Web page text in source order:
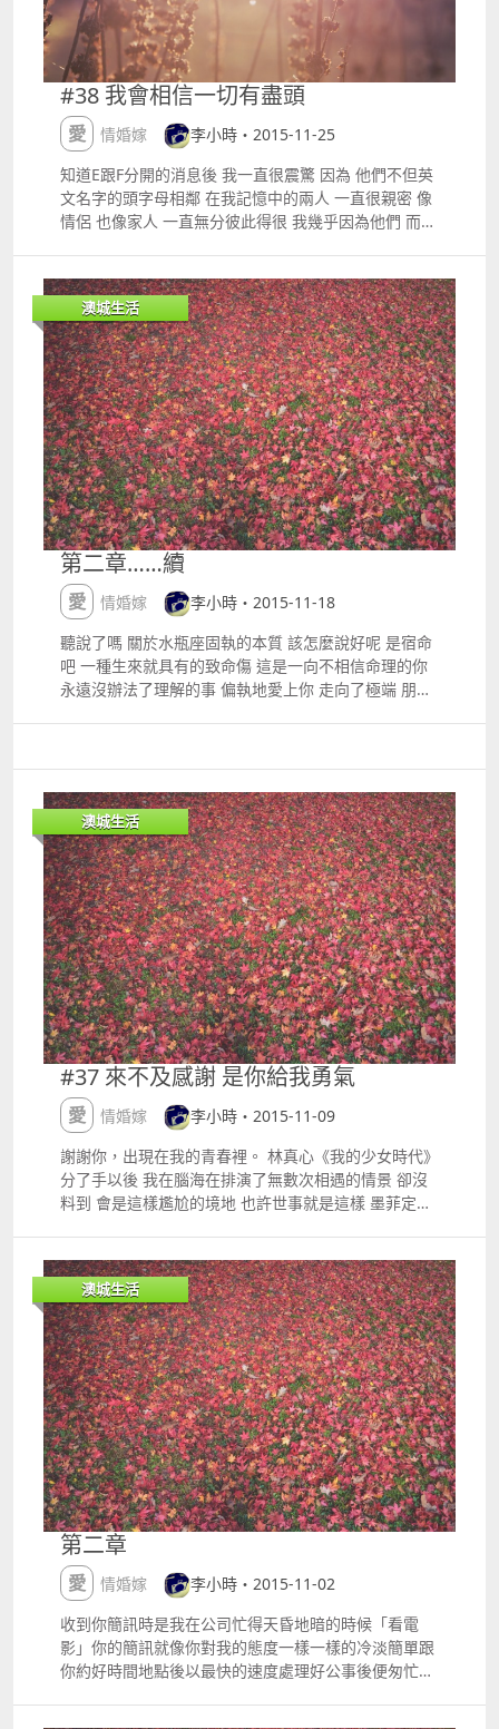
情的玫瑰花色，包裝紙採用顏色鮮豔及大膽的圖案，用
重疊多變的包裝來突顯不同色系玫瑰的嬌美，打破常
規，令設計豐富及多姿彩。 迷人的愛 澳門幣699元 用
玫瑰搭配小碎花組合製成的小清新花袋 迷人的愛 姿色
的愛 澳門幣1,399元 選用了兩種反差色系的玫瑰所製作
的花束 姿色的愛 此外，為滿足客人的不同要求，花藝
師可度身訂造各式設計，大小的花束，配以布製綢帶，
更顯高雅姿態。即日起，除了獨特的荷蘭玫瑰，還可於
該酒店大堂專櫃挑選各式鮮花，精美的情人節蛋糕及朱
古力。
#38 我會相信一切有盡頭
愛情婚嫁
李小時・2015-11-25
知道E跟F分開的消息後 我一直很震驚 因為 他們不但英
文名字的頭字母相鄰 在我記憶中的兩人 一直很親密 像
情侶 也像家人 一直無分彼此得很 我幾乎因為他們 而再
開已經不是短期內發生的事 他們似乎都另有伴侶 雖不
清楚為甚麼他們會分開 但總想嘆一口氣 那種感覺很難
過 原來 無論曾經多麼親密的兩人 分開了 就這樣了 原
來 很容易 原來 人與人之間的緣份真的很奇妙 說斷就可
以斷得一乾二淨 正如 我一直懷疑 究竟怎麼樣的關係 才
永遠不會失去的呢 所以我一直害怕 與人有太深入的牽
絆 一旦依賴或習慣了對方 無論最後發展如何 一想到要
失去便受不了 果然 七情六慾太深的後果 是執著隨身 紅
豆 曲：柳重言 詞：林夕 唱：王菲）
澳城生活
第二章……續
愛情婚嫁
李小時・2015-11-18
聽說了嗎 關於水瓶座固執的本質 該怎麼說好呢 是宿命
吧 一種生來就具有的致命傷 這是一向不相信命理的你
永遠沒辦法了理解的事 偏執地愛上你 走向了極端 朋友
澳城生活
#37 來不及感謝 是你給我勇氣
愛情婚嫁
李小時・2015-11-09
謝謝你，出現在我的青春裡。 林真心《我的少女時代》
分了手以後 我在腦海在排演了無數次相遇的情景 卻沒
料到 會是這樣尷尬的境地 也許世事就是這樣 墨菲定律
抬頭 與你錯愕的雙眼對望 我知道 你認出了我 想起來奇
怪 你我分開了十年都不曾相遇 緣份真是很奇妙 我應該
高興 十年後的我還能讓你認出來 沒有被你拋諸腦後 在
記憶裏腐化 你是伴著有身孕的... 嗯 我想是妻子吧 沒有
刻意打聽你的近況 朋友亦體貼沒有多說 我想應該是你
的妻子吧 有種柔情似水的感覺 而伴在身側的你 一副小
心翼翼的模樣 讓我驚訝不已 原來 當年討厭婚姻的你 還
是不免俗套地步入了你當年所說的「陷阱」 而且 看起
來相當樂在其中 果然年輕的氣話不能盡信 愛上你的時
候還不懂感情 離別了才覺得刻骨銘心 近來看了《我的
少女時代》 把主題曲的歌詞背得有點爛熟 那兩句歌詞
讓我想起了你 從前年少無知 把感情談得七零八落 把心
傷得千瘡百孔後 卻懷念起最初的傻勁及單純 當時的你
最初的我 笑得很無憂無慮 感嘆 嗯 感嘆我們當初的不懂
珍惜 感嘆我們當初的輕易放棄 在很久以後我才發現 有
些東西錯過了 便是一輩子 還好 你過得很幸福 這樣就好
遇見你的註定 她會有多幸運 我能想像 因為 我一直都想
親口跟你說聲 我當初來不及對你說的 感謝 （小幸運
澳城生活
第二章
愛情婚嫁
李小時・2015-11-02
收到你簡訊時是我在公司忙得天昏地暗的時候「看電
影」你的簡訊就像你對我的態度一樣一樣的冷淡簡單跟
你約好時間地點後以最快的速度處理好公事後便匆忙回